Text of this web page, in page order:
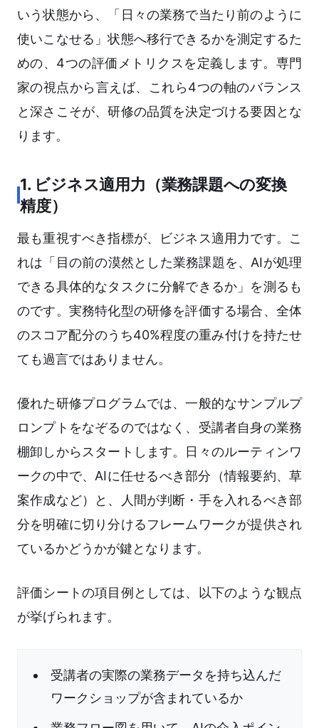
いう状態から、「日々の業務で当たり前のように
使いこなせる」状態へ移行できるかを測定するた
めの、4つの評価メトリクスを定義します。専門
家の視点から言えば、これら4つの軸のバランス
と深さこそが、研修の品質を決定づける要因とな
ります。
1. ビジネス適用力（業務課題への変換
精度）
最も重視すべき指標が、ビジネス適用力です。こ
れは「目の前の漠然とした業務課題を、AIが処理
できる具体的なタスクに分解できるか」を測るも
のです。実務特化型の研修を評価する場合、全体
のスコア配分のうち40%程度の重み付けを持たせ
ても過言ではありません。
優れた研修プログラムでは、一般的なサンプルプ
ロンプトをなぞるのではなく、受講者自身の業務
棚卸しからスタートします。日々のルーティンワ
ークの中で、AIに任せるべき部分（情報要約、草
案作成など）と、人間が判断・手を入れるべき部
分を明確に切り分けるフレームワークが提供され
ているかどうかが鍵となります。
評価シートの項目例としては、以下のような観点
が挙げられます。
受講者の実際の業務データを持ち込んだ
ワークショップが含まれているか